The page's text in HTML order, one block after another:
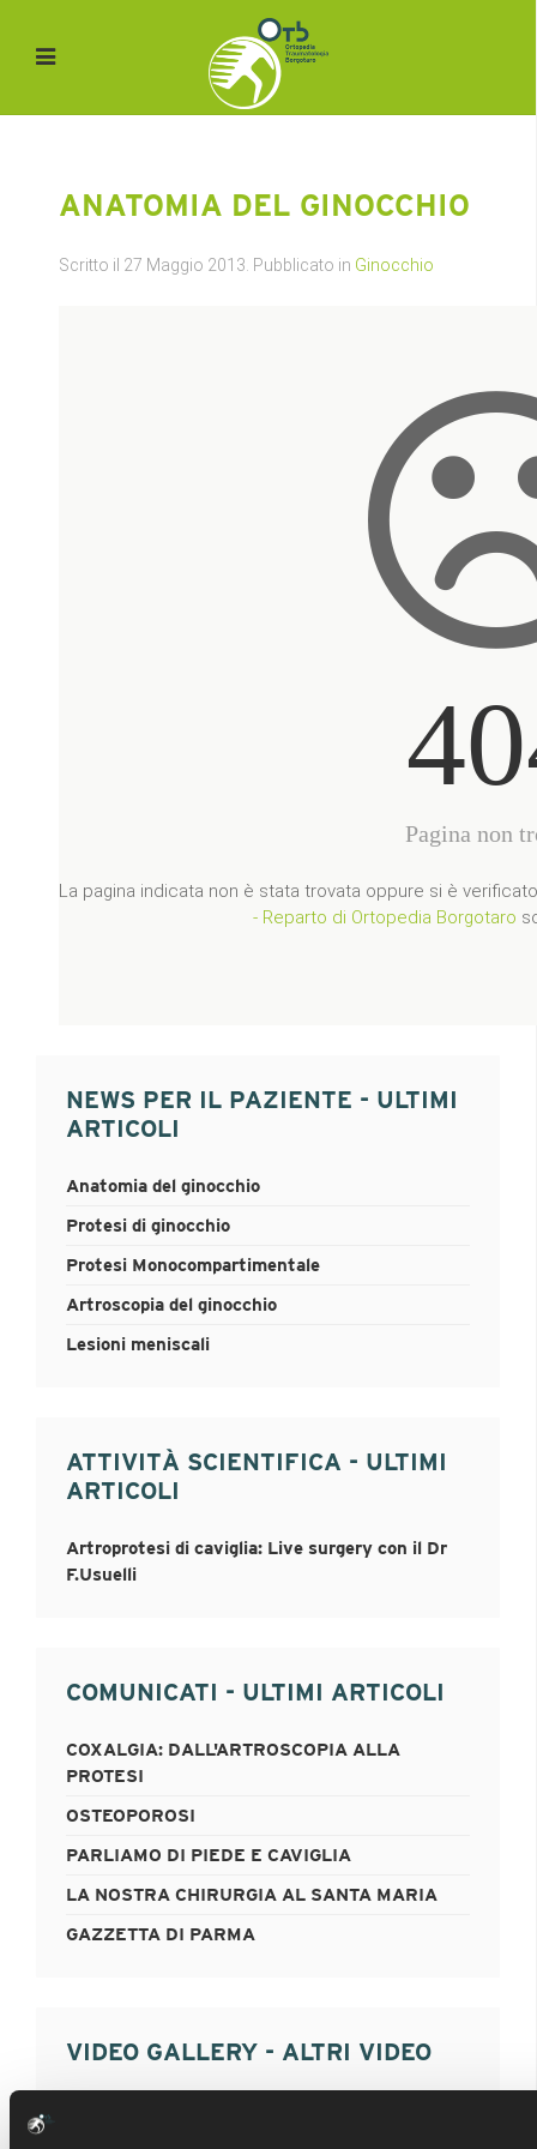
ANATOMIA DEL GINOCCHIO
Scritto il 27 Maggio 2013 . Pubblicato in Ginocchio
NEWS PER IL PAZIENTE - ULTIMI
ARTICOLI
Anatomia del ginocchio
Protesi di ginocchio
Protesi Monocompartimentale
Artroscopia del ginocchio
Lesioni meniscali
ATTIVITÀ SCIENTIFICA - ULTIMI
ARTICOLI
Artroprotesi di caviglia: Live surgery con il Dr
F.Usuelli
COMUNICATI - ULTIMI ARTICOLI
COXALGIA: DALL'ARTROSCOPIA ALLA
PROTESI
OSTEOPOROSI
PARLIAMO DI PIEDE E CAVIGLIA
LA NOSTRA CHIRURGIA AL SANTA MARIA
GAZZETTA DI PARMA
VIDEO GALLERY - ALTRI VIDEO